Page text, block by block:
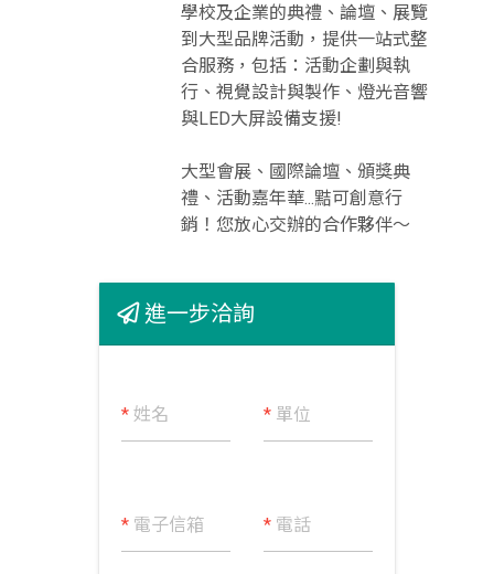
學校及企業的典禮、論壇、展覽
到大型品牌活動，提供一站式整
合服務，包括：活動企劃與執
行、視覺設計與製作、燈光音響
與LED大屏設備支援!
大型會展、國際論壇、頒獎典
禮、活動嘉年華...黠可創意行
銷！您放心交辦的合作夥伴～
進一步洽詢
*姓名 * 單位
*電子信箱 * 電話